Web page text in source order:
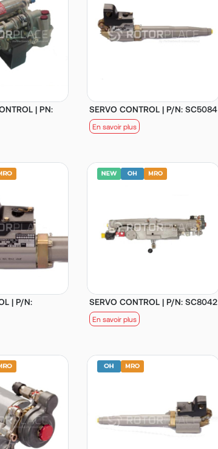
| PN:
SERVO CONTROL | P/N: SC5084
En savoir plus
| P/N:
SERVO CONTROL | P/N: SC8042
En savoir plus